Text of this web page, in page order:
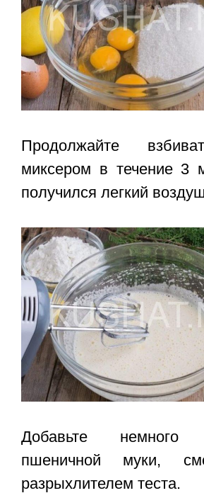
Продолжайте
миксером в течение 3
получился легкий
Добавьте немного
пшеничной муки,
разрыхлителем теста.